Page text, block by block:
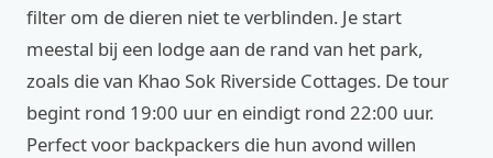
filter om de dieren niet te verblinden. Je start
meestal bij een lodge aan de rand van het park,
zoals die van Khao Sok Riverside Cottages. De tour
begint rond 19:00 uur en eindigt rond 22:00 uur.
Perfect voor backpackers die hun avond willen